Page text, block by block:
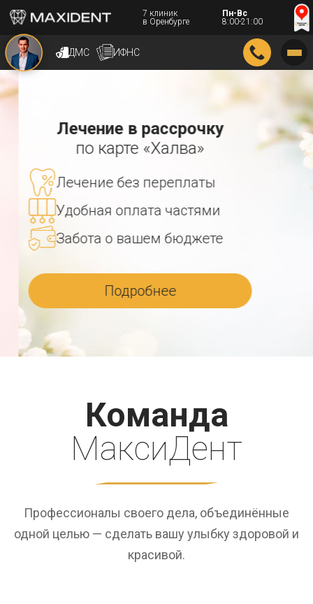
7 клиник
в Оренбурге
Пн-Вс
8:00-21:00
ИФНС
ДМС
Лечение в рассрочку
по карте «Халва»
Лечение без переплаты
Удобная оплата частями
Забота о вашем бюджете
Подробнее
Команда
МаксиДент
Профессионалы своего дела, объединённые
одной целью — сделать вашу улыбку здоровой и
красивой.